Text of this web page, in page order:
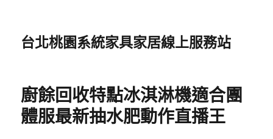
台北桃園系統家具家居線上服務站
廚餘回收特點冰淇淋機適合團
體服最新抽水肥動作直播王